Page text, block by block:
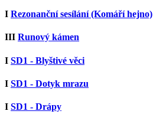
I Rezonanční sesílání (Komáří hejno)
III Runový kámen
I SD1 - Blyštivé věci
I SD1 - Dotyk mrazu
I SD1 - Drápy